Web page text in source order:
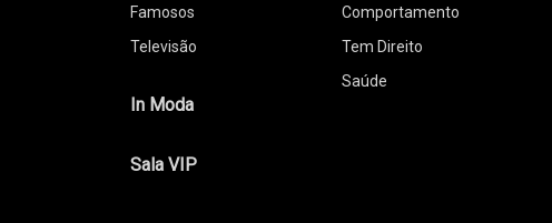
Famosos
Televisão
In Moda
Sala VIP
Comportamento
Tem Direito
Saúde